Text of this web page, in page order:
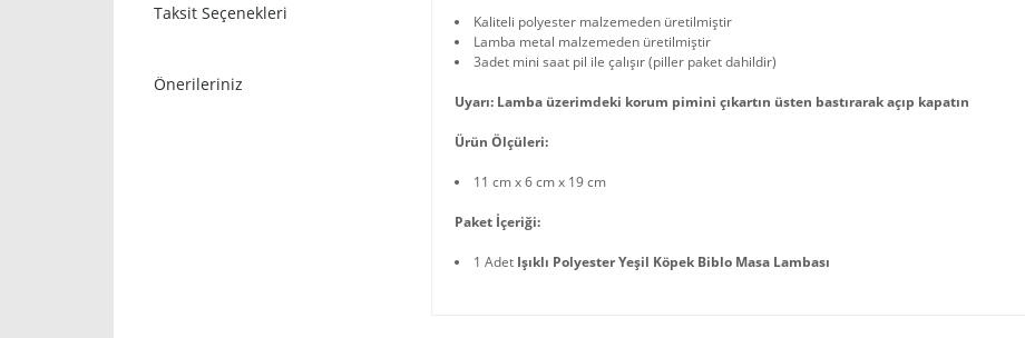
Taksit Seçenekleri
Önerileriniz
Kaliteli polyester malzemeden üretilmiştir
Lamba metal malzemeden üretilmiştir
3adet mini saat pil ile çalışır (piller paket dahildir)
Uyarı: Lamba üzerimdeki korum pimini çıkartın üsten bastırarak açıp kapatın
Ürün Ölçüleri:
11 cm x 6 cm x 19 cm
Paket İçeriği:
1 Adet Işıklı Polyester Yeşil Köpek Biblo Masa Lambası